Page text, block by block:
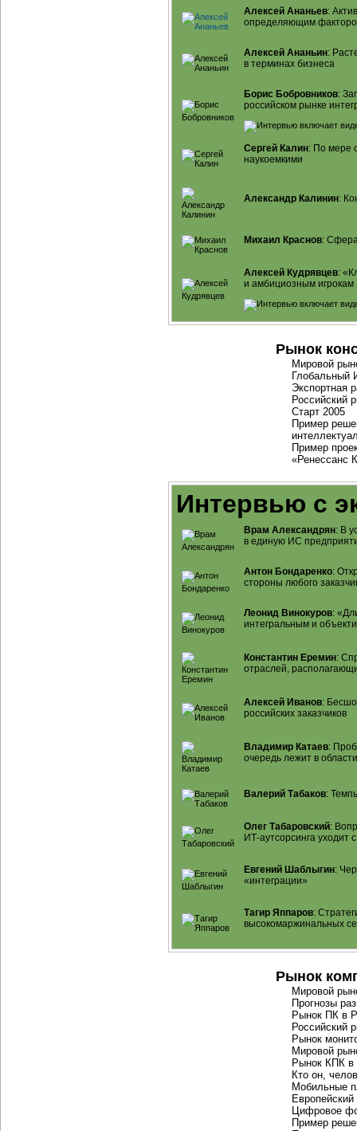
Алексей Ананьев:
определяющим
Алексей Ананьин:
в терминах бизнеса
Борис Бобровников:
российском рынке
Сергей Калин: По мере
наукоемкими
Александр Калинин:
Михаил Краснов:
Алексей Кудрявцев:
и амбициозным игрокам
Рынок
Мировой
Глобальный
Экспортная
Российский
Старт 2005
Пример
Пример
«Ренессанс
Интервью с
Врам Александрян: В
в единую ИС
Антон Бондаренко:
стороны любого
Леонид Винокуров:
интегральным и
Константин Еремин:
отраслей,
Алексей Иванов:
российских заказчиков
Владимир Катаев:
очередь лежит в
Валерий Табаков:
Олег Табаровский:
ИТ-аутсорсинга уходит
Евгений Шаблыгин:
«интеграции»
Тагир Яппаров:
высокомаржинальных
Рынок
Мировой
Прогнозы
Рынок ПК в
Российский
Рынок
Мировой
Рынок КПК в
Кто он,
Мобильные
Цифровое
Пример